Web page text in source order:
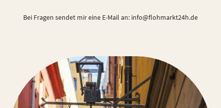
Bei Fragen sendet mir eine E-Mail an: info@flohmarkt24h.de